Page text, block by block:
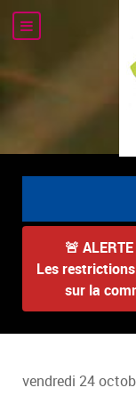
🚨
Les
sur la
vendredi 24